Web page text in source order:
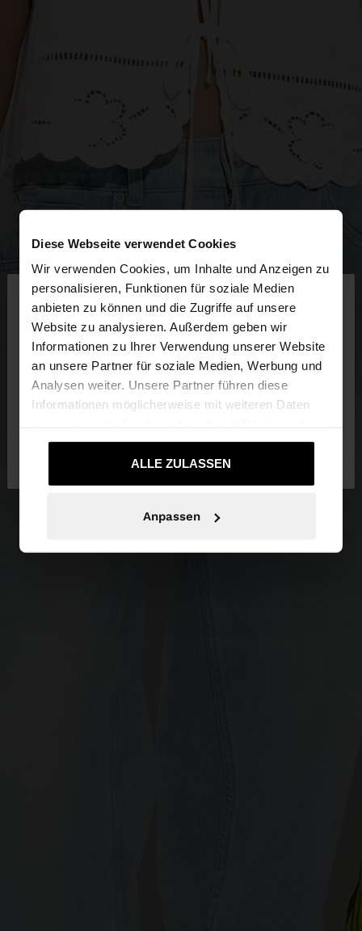
Diese Webseite verwendet Cookies
Wir verwenden Cookies, um Inhalte und Anzeigen zu
personalisieren, Funktionen für soziale Medien
anbieten zu können und die Zugriffe auf unsere
Website zu analysieren. Außerdem geben wir
Informationen zu Ihrer Verwendung unserer Website
an unsere Partner für soziale Medien, Werbung und
Analysen weiter. Unsere Partner führen diese
Informationen möglicherweise mit weiteren Daten
die sie im Rahmen Ihrer Nutzung der Dienste
gesammelt haben.ALLE ZULASSEN
Anpassen
hallo
Sie greifen von Deutschland auf die Website zu.
Möchten Sie unsere United States Website
Deutschland
Ja, bringen Sie mich
zu United States